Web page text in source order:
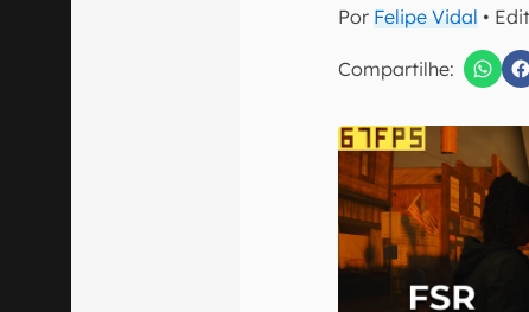
Por Felipe Vidal •
Compartilhe:
Assine a
Confirmo